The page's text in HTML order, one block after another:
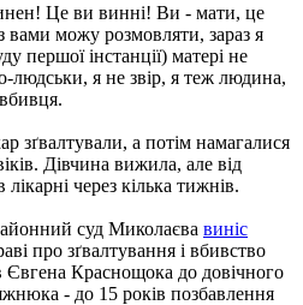
Це ви винні! Ви - мати, це
вами можу розмовляти, зараз я
першої інстанції) матері не
людськи, я не звір, я теж людина,
зґвалтували, а потім намагалися
Дівчина вижила, але від
через кілька тижнів.
суд Миколаєва виніс
про зґвалтування і вбивство
Краснощока до довічного
- до 15 років позбавлення